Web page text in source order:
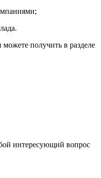
получить в разделе
интересующий вопрос